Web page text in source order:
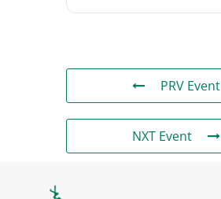
PRV Event
NXT Event